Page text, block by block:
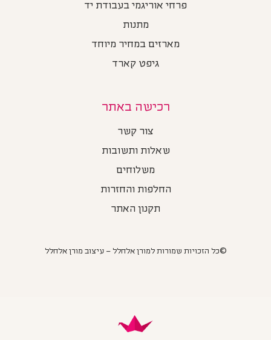
פרחי אוריגמי בעבודת יד
מתנות
מארזים במחיר מיוחד
גיפט קארד
רכישה באתר
צור קשר
שאלות ותשובות
משלוחים
החלפות והחזרות
תקנון האתר
©כל הזכויות שמורות למורן אלחלל – עיצוב מורן אלחלל